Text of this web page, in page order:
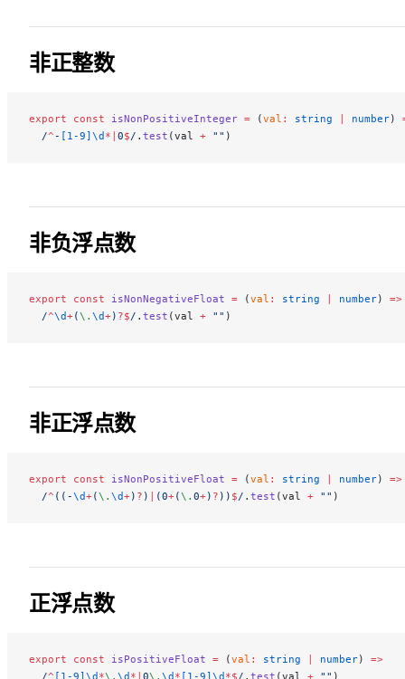
非正整数
export const isNonPositiveInteger = (val : string | number)
  /
^- [1-9]\d*| 0$/ . test (val + "" )
非负浮点数
export const isNonNegativeFloat = (val : string | number) =>
  /
^\d+(\. \d+) ?$/ . test (val + "" )
非正浮点数
export const isNonPositiveFloat = (val : string | number) =>
  /
^ ((-\d+(\. \d+) ? ) | (0+(\. 0+) ? )) $/ . test (val + "" )
正浮点数
export const isPositiveFloat = (val : string | number) =>
  /
^ [1-9]\d*\. \d*| 0\. \d* [1-9]\d*$/ . test (val + "" )